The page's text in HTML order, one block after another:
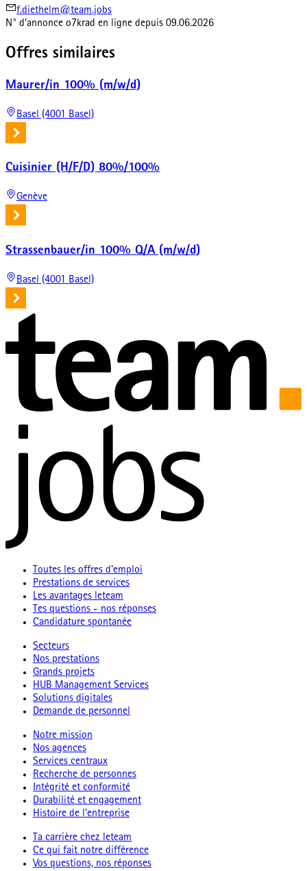
f.diethelm@team.jobs
N° d'annonce o7krad en ligne depuis 09.06.2026
Offres similaires
Maurer/in 100% (m/w/d)
Basel (4001 Basel)
Cuisinier (H/F/D) 80%/100%
Genève
Strassenbauer/in 100% Q/A (m/w/d)
Basel (4001 Basel)
Toutes les offres d'emploi
Prestations de services
Les avantages leteam
Tes questions - nos réponses
Candidature spontanée
Secteurs
Nos prestations
Grands projets
HUB Management Services
Solutions digitales
Demande de personnel
Notre mission
Nos agences
Services centraux
Recherche de personnes
Intégrité et conformité
Durabilité et engagement
Histoire de l’entreprise
Ta carrière chez leteam
Ce qui fait notre différence
Vos questions, nos réponses